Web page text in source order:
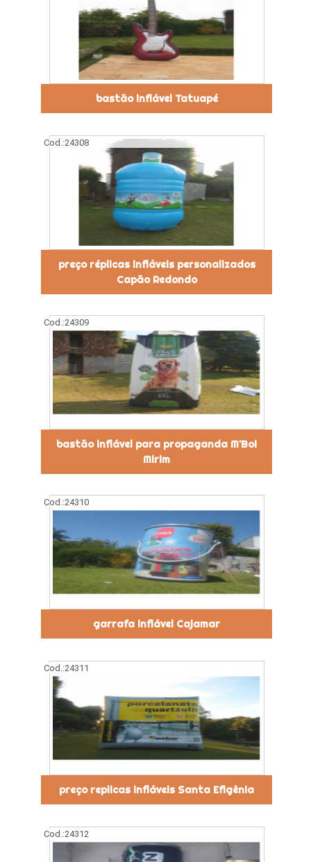
bastão inflável Tatuapé
Cod.:24308
preço réplicas infláveis personalizados
Capão Redondo
Cod.:24309
bastão inflável para propaganda M'Boi
Mirim
Cod.:24310
garrafa inflável Cajamar
Cod.:24311
preço replicas infláveis Santa Efigênia
Cod.:24312